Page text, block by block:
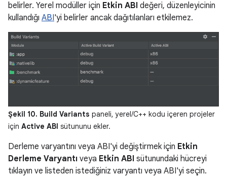
belirler. Yerel modüller için Etkin ABI değeri, düzenleyicinin
kullandığı ABI'yi belirler ancak dağıtılanları etkilemez.
Şekil 10. Build Variants paneli, yerel/C++ kodu içeren projeler
için Active ABI sütununu ekler.
Derleme varyantını veya ABI'yi değiştirmek için Etkin
Derleme Varyantı veya Etkin ABI sütunundaki hücreyi
tıklayın ve listeden istediğiniz varyantı veya ABI'yi seçin.